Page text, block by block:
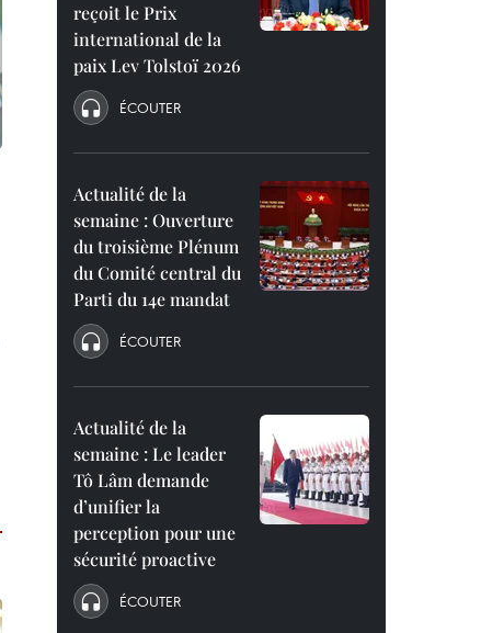
reçoit le Prix
international de la
paix Lev Tolstoï 2026
ÉCOUTER
Actualité de la
semaine : Ouverture
du troisième Plénum
du Comité central du
Parti du 14e mandat
ÉCOUTER
Actualité de la
semaine : Le leader
Tô Lâm demande
d’unifier la
perception pour une
sécurité proactive
ÉCOUTER